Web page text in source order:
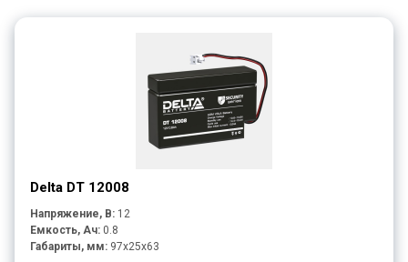
Delta DT 12008
Напряжение, В: 12
Емкость, Ач: 0.8
Габариты, мм: 97x25x63